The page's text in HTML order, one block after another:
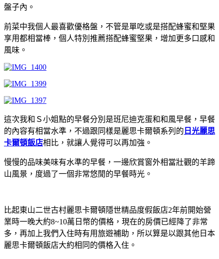
盤子內。
前菜中我個人最喜歡優格盤，不管是單吃或是搭配蜂蜜和堅果
享用都相當棒，個人特別推薦搭配蜂蜜堅果，增加更多口感和
風味。
這次我和Ｓ小姐點的早餐分別是班尼迪克蛋和和風早餐，早餐
的內容有相當水準，不過跟同樣是麗思卡爾頓系列的 日光麗思
卡爾頓飯店相比，就讓人覺得可以再加強。
慢慢的品味美味有水準的早餐，一邊欣賞窗外相當壯觀的羊蹄
山風景，度過了一個非常悠閒的早餐時光。
比起東山二世古村麗思卡爾頓隱世精品度假飯店2年前開始營
業時一晚大約8~10萬日幣的價格，現在的房價已經降了非常
多，再加上我們入住時有用旅遊補助，所以算是以跟其他日本
麗思卡爾頓飯店大約相同的價格入住。